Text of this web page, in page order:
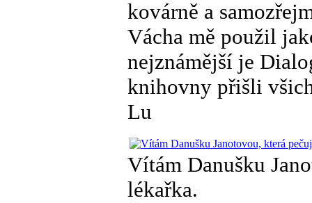
kovárně a
Vácha mě použil
nejznámější je
knihovny přišli
Lu
Vítám Danušku
lékařka.